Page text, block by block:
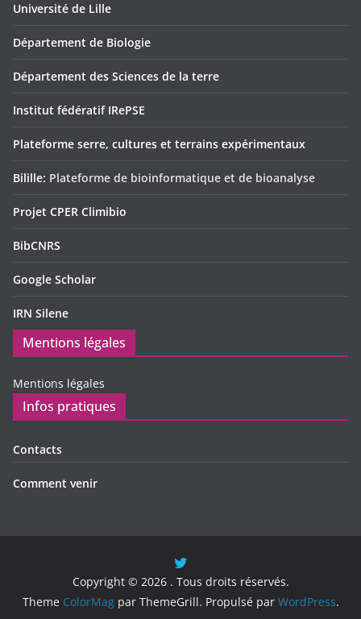
Université de Lille
Département de Biologie
Département des Sciences de la terre
Institut fédératif IRePSE
Plateforme serre, cultures et terrains expérimentaux
Bilille: Plateforme de bioinformatique et de bioanalyse
Projet CPER Climibio
BibCNRS
Google Scholar
IRN Silene
Mentions légales
Mentions légales
Infos pratiques
Contacts
Comment venir
Copyright © 2026 . Tous droits réservés.
Theme ColorMagpar ThemeGrill. Propulsé par WordPress.